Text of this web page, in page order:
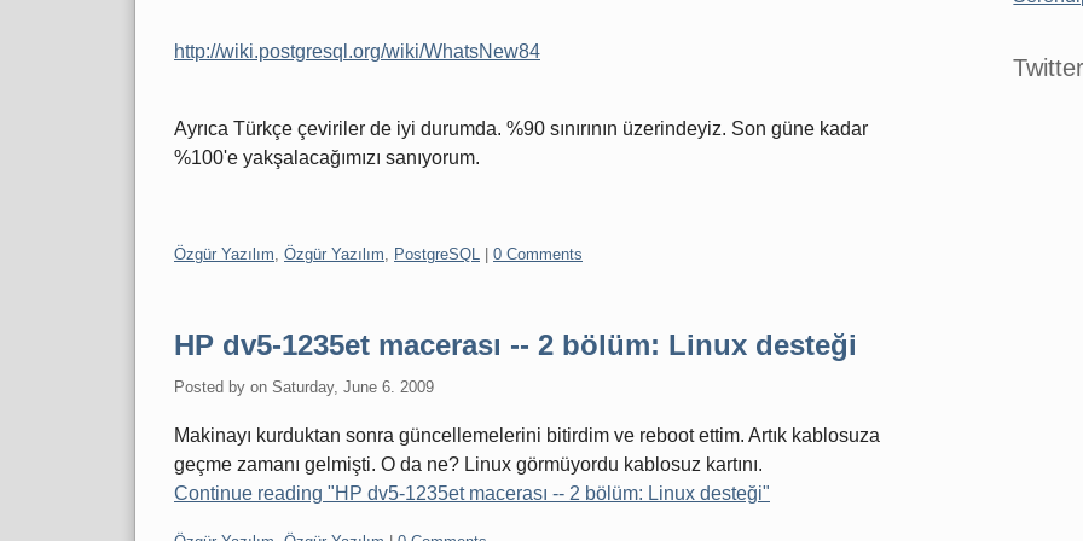
http://wiki.postgresql.org/wiki/WhatsNew84
Ayrıca Türkçe çeviriler de iyi durumda. %90 sınırının üzerindeyiz. Son güne kadar
%100'e yakşalacağımızı sanıyorum.
Categories:
Özgür Yazılım, Özgür Yazılım, PostgreSQL 0 Comments
HP dv5-1235et macerası -- 2 bölüm: Linux desteği
Posted by on Saturday, June 6. 2009
Makinayı kurduktan sonra güncellemelerini bitirdim ve reboot ettim. Artık kablosuza
geçme zamanı gelmişti. O da ne? Linux görmüyordu kablosuz kartını.
Continue reading "HP dv5-1235et macerası -- 2 bölüm: Linux desteği"